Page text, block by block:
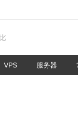
VPS 服务器